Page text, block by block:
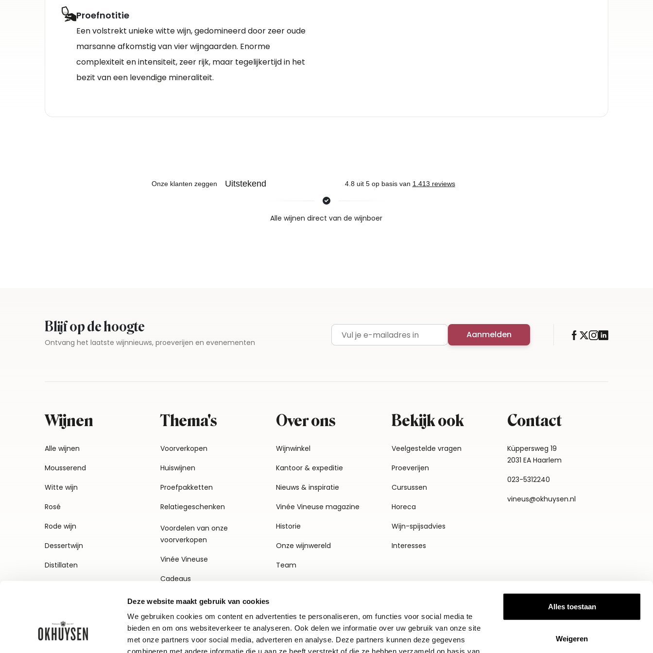
Deze website maakt gebruik van cookies
We gebruiken cookies om content en advertenties te personaliseren, om functies voor social media te
bieden en om ons websiteverkeer te analyseren. Ook delen we informatie over uw gebruik van onze site
met onze partners voor social media, adverteren en analyse. Deze partners kunnen deze gegevens
combineren met andere informatie die u aan ze heeft verstrekt of die ze hebben verzameld op basis van
Alles toestaan
Weigeren
Proefnotitie
Een volstrekt unieke witte wijn, gedomineerd door zeer oude
marsanne afkomstig van vier wijngaarden. Enorme
complexiteit en intensiteit, zeer rijk, maar tegelijkertijd in het
bezit van een levendige mineraliteit.
Nieuws & inspiratie in Vineé Vineuse
Alle wijnen direct van de wijnboer
Blijf op de hoogte
Ontvang het laatste wijnnieuws, proeverijen en evenementen E-mailadres Aanmelden
Wijnen
Alle wijnen
Mousserend
Witte wijn
Rosé
Rode wijn
Dessertwijn
Distillaten
Thema's
Voorverkopen
Huiswijnen
Proefpakketten
Relatiegeschenken
Voordelen van onze
voorverkopen
Vinée Vineuse
Cadeaus
Over ons
Wijnwinkel
Kantoor & expeditie
Nieuws & inspiratie
Vinée Vineuse magazine
Historie
Onze wijnwereld
Team
Contact
Bekijk ook
Veelgestelde vragen
Proeverijen
Cursussen
Horeca
Wijn-spijsadvies
Interesses
Contact
Küppersweg 19
2031 EA Haarlem
023-5312240
vineus@okhuysen.nl